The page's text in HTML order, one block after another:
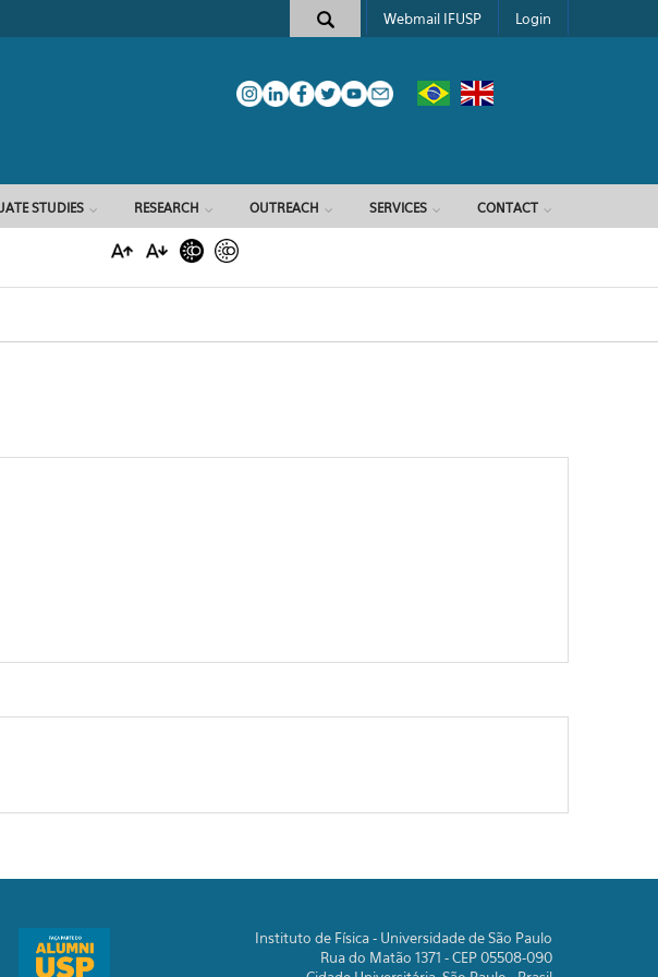
Search form
Webmail IFUSP Login
STUDIES RESEARCH OUTREACH SERVICES CONTACT
Instituto de Física - Universidade de São Paulo
Rua do Matão 1371 - CEP 05508-090